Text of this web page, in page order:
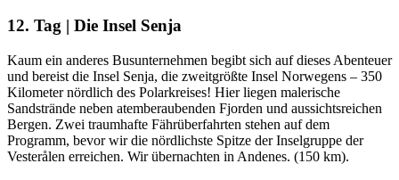
12. Tag | Die Insel Senja
Kaum ein anderes Busunternehmen begibt sich auf dieses Abenteuer
und bereist die Insel Senja, die zweitgrößte Insel Norwegens – 350
Kilometer nördlich des Polarkreises! Hier liegen malerische
Sandstrände neben atemberaubenden Fjorden und aussichtsreichen
Bergen. Zwei traumhafte Fährüberfahrten stehen auf dem
Programm, bevor wir die nördlichste Spitze der Inselgruppe der
Vesterålen erreichen. Wir übernachten in Andenes. (150 km).